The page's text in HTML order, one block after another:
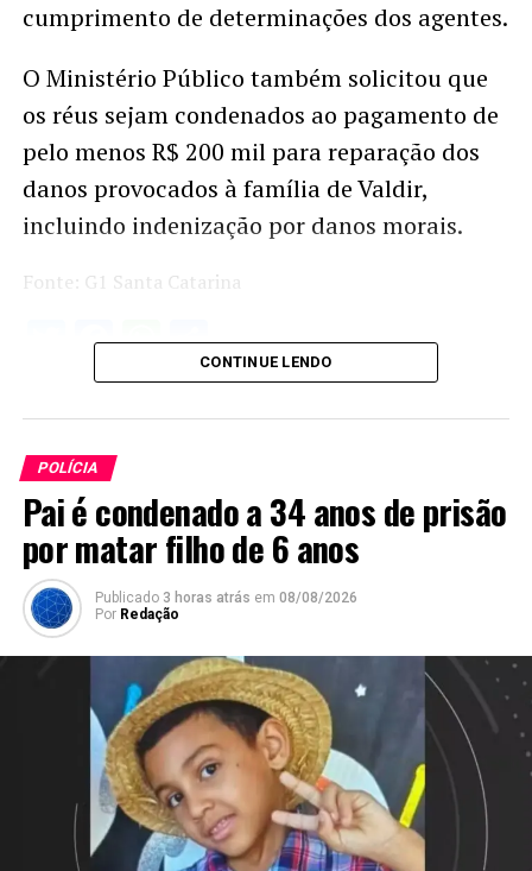
cumprimento de determinações dos agentes.
O Ministério Público também solicitou que
os réus sejam condenados ao pagamento de
pelo menos R$ 200 mil para reparação dos
danos provocados à família de Valdir,
incluindo indenização por danos morais.
Fonte: G1 Santa Catarina
Twitter
Facebook
WhatsApp
Share
CONTINUE LENDO
POLÍCIA
Pai é condenado a 34 anos de prisão
por matar filho de 6 anos
Publicado 3 horas atrás em 08/08/2026
Por Redação